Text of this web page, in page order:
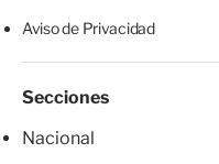
Aviso de Privacidad
Secciones
Nacional